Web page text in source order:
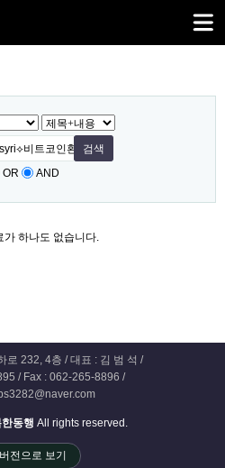
OR AND
가 하나도 없습니다.
로 232, 4층 / 대표 : 김 범 석 /
/ Fax : 062-265-8896 /
동행 All rights reserved.
전으로 보기